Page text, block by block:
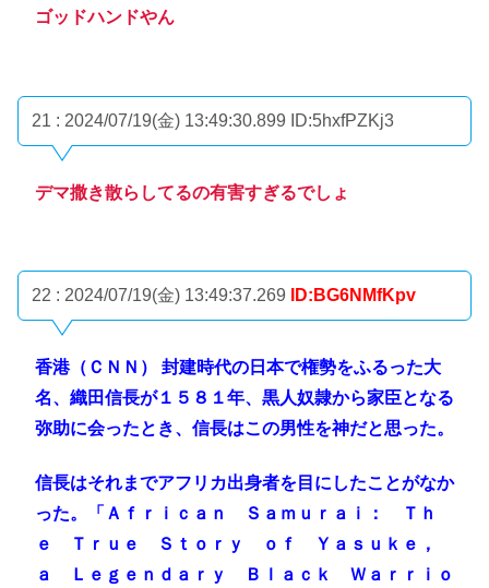
ゴッドハンドやん
21 : 2024/07/19(金) 13:49:30.899 ID:5hxfPZKj3
デマ撒き散らしてるの有害すぎるでしょ
22 : 2024/07/19(金) 13:49:37.269 ID:BG6NMfKpv
香港（ＣＮＮ） 封建時代の日本で権勢をふるった大
名、織田信長が１５８１年、黒人奴隷から家臣となる
弥助に会ったとき、信長はこの男性を神だと思った。
信長はそれまでアフリカ出身者を目にしたことがなか
った。「Ａｆｒｉｃａｎ Ｓａｍｕｒａｉ： Ｔｈ
ｅ Ｔｒｕｅ Ｓｔｏｒｙ ｏｆ Ｙａｓｕｋｅ，
ａ Ｌｅｇｅｎｄａｒｙ Ｂｌａｃｋ Ｗａｒｒｉｏ